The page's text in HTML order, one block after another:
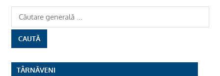
TÂRNĂVENI